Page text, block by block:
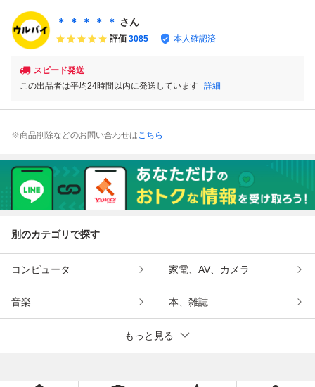
＊ ＊ ＊ ＊ ＊ さん
評価 3085 本人確認済
スピード発送
この出品者は平均24時間以内に発送しています 詳細
※商品削除などのお問い合わせはこちら
別のカテゴリで探す
コンピュータ 家電、AV、カメラ
音楽 本、雑誌
もっと見る